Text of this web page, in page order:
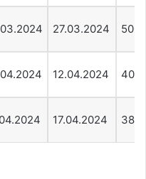
27.03.2024 5000
12.04.2024
17.04.2024